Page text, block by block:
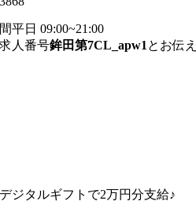
平日 09:00~21:00
人番号鉾田第7CL_apw1 とお伝
ジタルギフトで2万円分支給♪